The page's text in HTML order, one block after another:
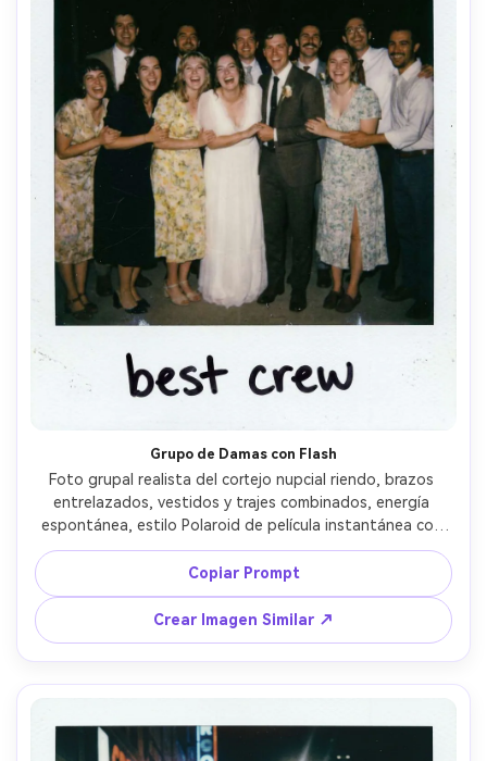
Grupo de Damas con Flash
Foto grupal realista del cortejo nupcial riendo, brazos
entrelazados, vestidos y trajes combinados, energía
espontánea, estilo Polaroid de película instantánea con
borde blanco, flash directo en cámara, ligero desenfoque
de movimiento, grano y motas de polvo visibles, lente de
24mm, composición centrada, leyenda manuscrita “mejor
equipo” --ar 4:5
Copiar Prompt
Crear Imagen Similar ↗